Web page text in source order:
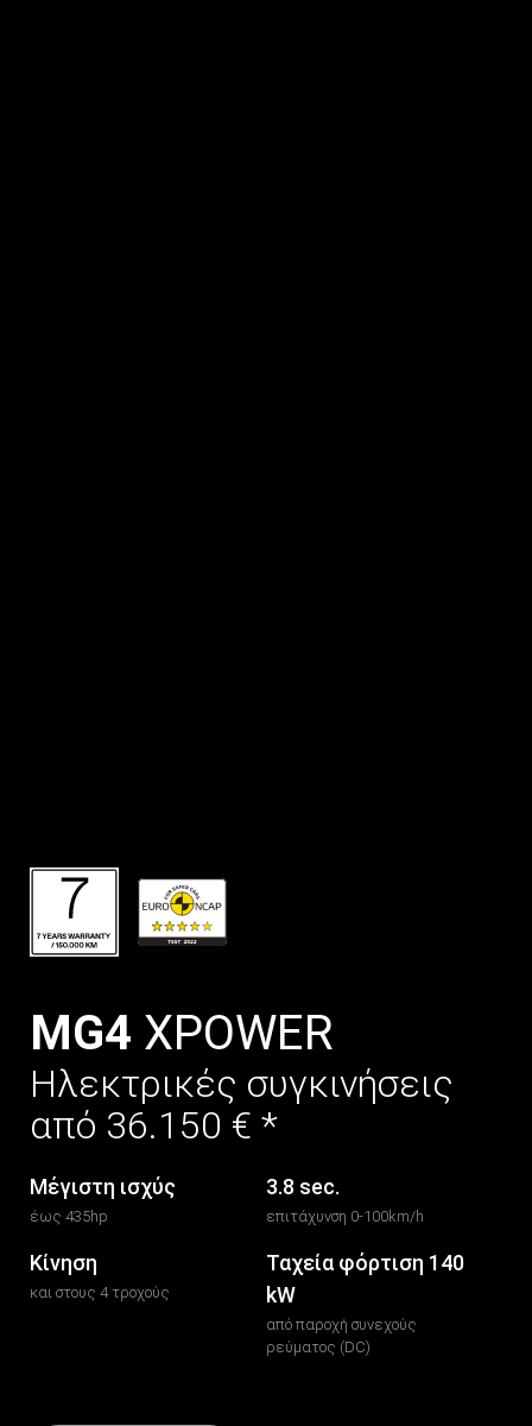
MG4 XPOWER
Ηλεκτρικές συγκινήσεις
από 36.150 € *
Μέγιστη ισχύς
έως 435hp
3.8 sec.
επιτάχυνση 0-100km/h
Κίνηση
και στους 4 τροχούς
Ταχεία φόρτιση 140
kW
από παροχή συνεχούς
ρεύματος (DC)